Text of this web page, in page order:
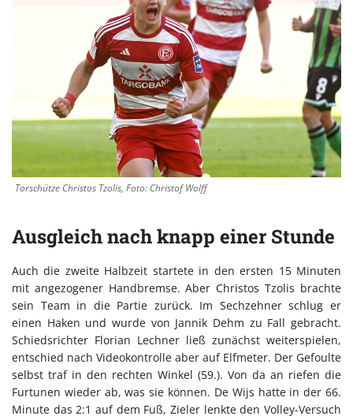
Torschütze Christos Tzolis, Foto: Christof Wolff
Ausgleich nach knapp einer Stunde
Auch die zweite Halbzeit startete in den ersten 15 Minuten
mit angezogener Handbremse. Aber Christos Tzolis brachte
sein Team in die Partie zurück. Im Sechzehner schlug er
einen Haken und wurde von Jannik Dehm zu Fall gebracht.
Schiedsrichter Florian Lechner ließ zunächst weiterspielen,
entschied nach Videokontrolle aber auf Elfmeter. Der Gefoulte
selbst traf in den rechten Winkel (59.). Von da an riefen die
Furtunen wieder ab, was sie können. De Wijs hatte in der 66.
Minute das 2:1 auf dem Fuß, Zieler lenkte den Volley-Versuch